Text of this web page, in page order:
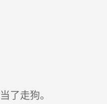
了走狗。